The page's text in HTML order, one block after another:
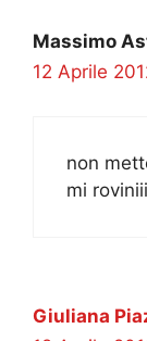
Massimo
12 Aprile
non
mi
Giuliana